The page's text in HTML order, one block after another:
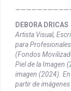
DEBORA DRICAS
Artista Visual,
para
(Fondos
Piel de la Imagen
imagen (2024).
partir de